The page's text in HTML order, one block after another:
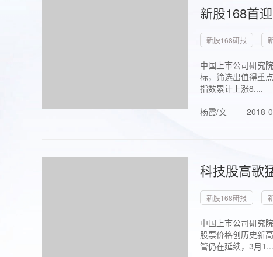
新股168首
新股168研报
中国上市公司研究
标，筛选出值得重
指数累计上涨8....
杨霞/文
2018-
科技股高歌
新股168研报
中国上市公司研究
股票价格创历史新
管仍在延续，3月1...